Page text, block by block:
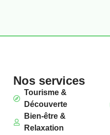
Nos services
Tourisme &
Découverte
Bien-être &
Relaxation